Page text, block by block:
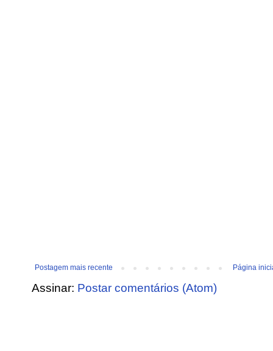
Postagem mais recente Página
Assinar: Postar comentários (Atom)